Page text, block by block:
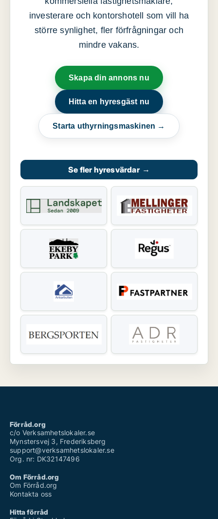
investerare och kontorshotell som vill ha
större synlighet, fler förfrågningar och
mindre vakans.
Skapa din annons nu
Hitta en hyresgäst nu
Starta uthyrningsmaskinen →
Se fler hyresvärdar →
Förråd.org
c/o Verksamhetslokaler.se
Mynstersvej 3, Frederiksberg
support@verksamhetslokaler.se
Org. nr: DK32147496
Om Förråd.org
Om Förråd.org
Kontakta oss
Hitta förråd